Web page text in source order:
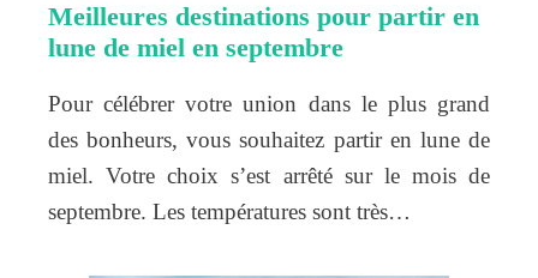
Meilleures destinations pour partir en
lune de miel en septembre
Pour célébrer votre union dans le plus grand
des bonheurs, vous souhaitez partir en lune de
miel. Votre choix s’est arrêté sur le mois de
septembre. Les températures sont très…